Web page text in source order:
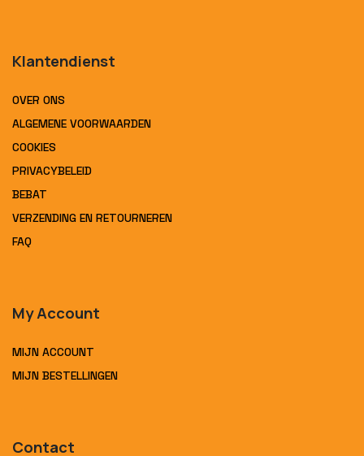
Klantendienst
OVER ONS
ALGEMENE VOORWAARDEN
COOKIES
PRIVACYBELEID
BEBAT
VERZENDING EN RETOURNEREN
FAQ
My Account
MIJN ACCOUNT
MIJN BESTELLINGEN
Contact